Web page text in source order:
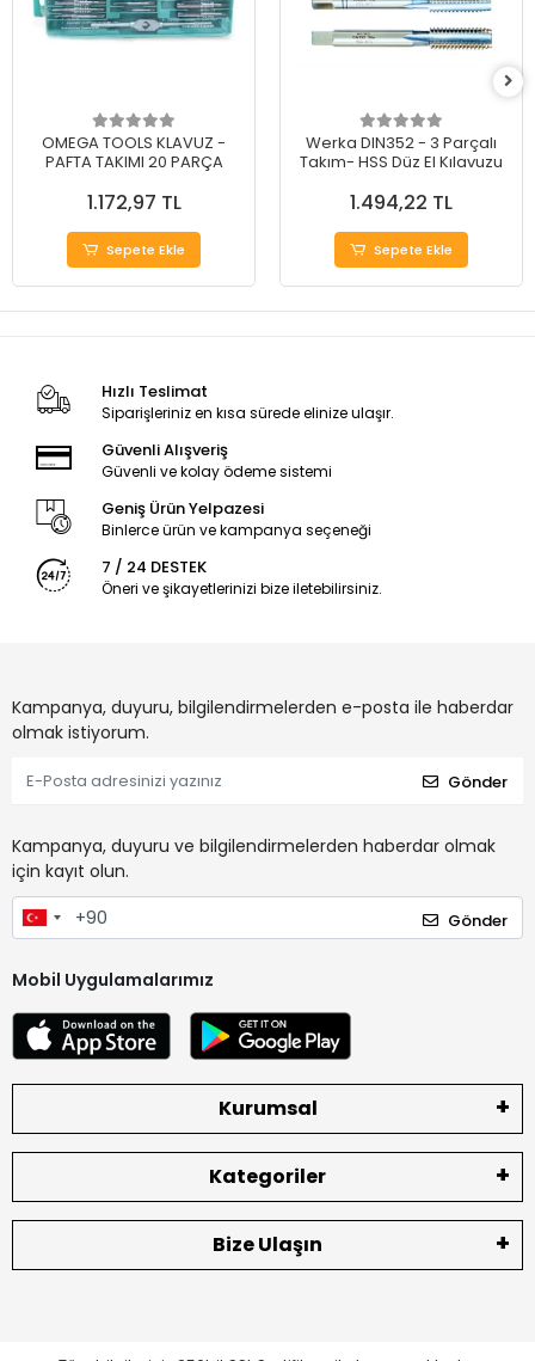
OMEGA TOOLS KLAVUZ -
PAFTA TAKIMI 20 PARÇA
1.172,97 TL
Sepete Ekle
Werka DIN352 - 3 Parçalı
Takım- HSS Düz El Kılavuzu
1.494,22 TL
Sepete Ekle
Hızlı Teslimat
Siparişleriniz en kısa sürede elinize ulaşır.
Güvenli Alışveriş
Güvenli ve kolay ödeme sistemi
Geniş Ürün Yelpazesi
Binlerce ürün ve kampanya seçeneği
7 / 24 DESTEK
Öneri ve şikayetlerinizi bize iletebilirsiniz.
Kampanya, duyuru, bilgilendirmelerden e-posta ile haberdar
olmak istiyorum.
Gönder
Kampanya, duyuru ve bilgilendirmelerden haberdar olmak
için kayıt olun.
Gönder
Mobil Uygulamalarımız
Kurumsal
Kategoriler
Bize Ulaşın